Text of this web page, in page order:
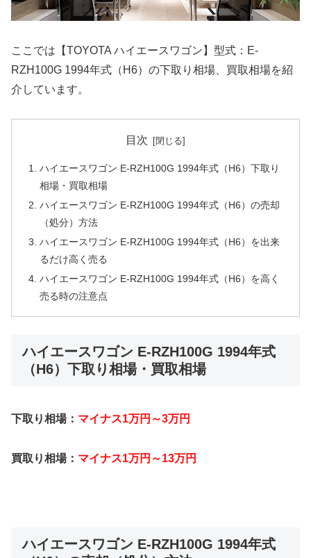
ここでは【TOYOTA ハイエースワゴン】型式：E-
RZH100G 1994年式（H6）の下取り相場、買取相場を紹
介しています。
目次
ハイエースワゴン E-RZH100G 1994年式（H6）下取り
相場・買取相場
ハイエースワゴン E-RZH100G 1994年式（H6）の売却
（処分）方法
ハイエースワゴン E-RZH100G 1994年式（H6）を出来
るだけ高く売る
ハイエースワゴン E-RZH100G 1994年式（H6）を高く
売る時の注意点
ハイエースワゴン E-RZH100G 1994年式
（H6）下取り相場・買取相場
下取り相場： マイナス1万円～3万円
買取り相場： マイナス1万円～13万円
ハイエースワゴン E-RZH100G 1994年式